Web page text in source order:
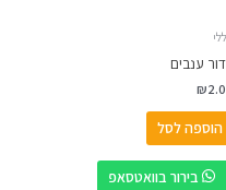
ענבים
₪
הוספה לסל
בירור בוואטסאפ